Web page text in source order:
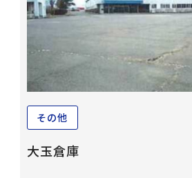
その他
大玉倉庫